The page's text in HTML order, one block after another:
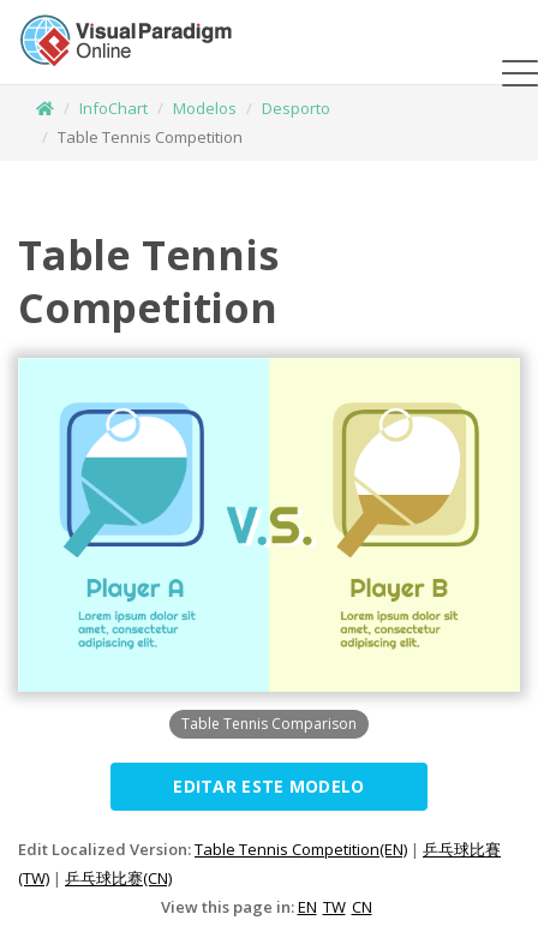
InfoChart Modelos
Desporto
Table Tennis Competition
Table Tennis
Competition
Table Tennis Comparison
EDITAR ESTE MODELO
Edit Localized Version:Table Tennis Competition(EN) | 乒乓球比賽
(TW) | 乒乓球比赛(CN)
View this page in:EN TW CN